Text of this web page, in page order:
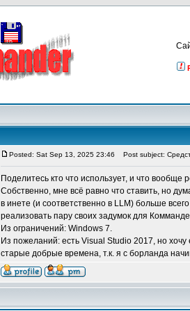
Posted: Sat Sep 13, 2025 23:46 Post subject:
Поделитесь кто что использует, и что вообще
Собственно, мне всё равно что ставить, но
в инете (и соответственно в LLM) больше
реализовать пару своих задумок для
Из ограничений: Windows 7.
Из пожеланий: есть Visual Studio 2017, но
старые добрые времена, т.к. я с борланда